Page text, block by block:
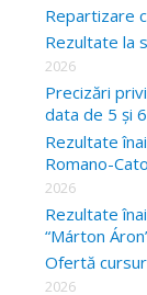
Repartizare
Rezultate la
2026
Precizări
data de 5 și
Rezultate
Romano-
2026
Rezultate
“Márton
Ofertă
2026